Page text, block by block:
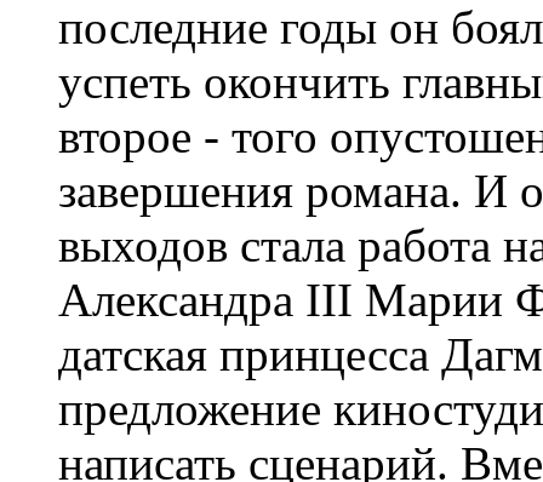
последние годы он
успеть окончить
второе - того
завершения романа. И
выходов стала работа
Александра III Марии
датская принцесса
предложение
написать сценарий.